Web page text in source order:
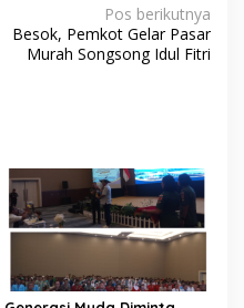
Pos berikutnya
Besok, Pemkot Gelar Pasar
Murah Songsong Idul Fitri